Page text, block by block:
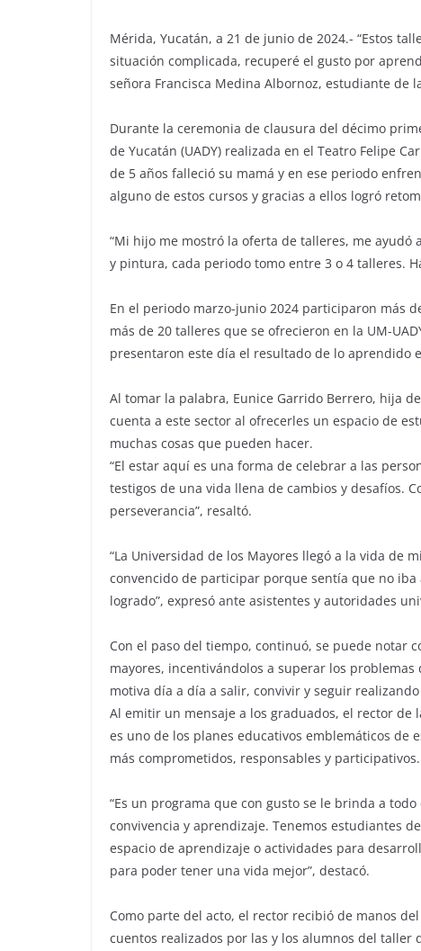
Mérida, Yucatán, a 21 de junio de 2024.- “Estos
situación complicada, recuperé el gusto por
señora Francisca Medina Albornoz, estudiante de
Durante la ceremonia de clausura del décimo
de Yucatán (UADY) realizada en el Teatro Felipe
de 5 años falleció su mamá y en ese periodo
alguno de estos cursos y gracias a ellos logró
“Mi hijo me mostró la oferta de talleres, me
y pintura, cada periodo tomo entre 3 o 4 talleres.
En el periodo marzo-junio 2024 participaron más
más de 20 talleres que se ofrecieron en la UM-
presentaron este día el resultado de lo aprendido
Al tomar la palabra, Eunice Garrido Berrero, hija
cuenta a este sector al ofrecerles un espacio de
muchas cosas que pueden hacer.
“El estar aquí es una forma de celebrar a las
testigos de una vida llena de cambios y desafíos.
perseverancia”, resaltó.
“La Universidad de los Mayores llegó a la vida de
convencido de participar porque sentía que no
logrado”, expresó ante asistentes y autoridades
Con el paso del tiempo, continuó, se puede notar
mayores, incentivándolos a superar los
motiva día a día a salir, convivir y seguir
Al emitir un mensaje a los graduados, el rector de
es uno de los planes educativos emblemáticos de
más comprometidos, responsables y participativos.
“Es un programa que con gusto se le brinda a
convivencia y aprendizaje. Tenemos estudiantes
espacio de aprendizaje o actividades para
para poder tener una vida mejor”, destacó.
Como parte del acto, el rector recibió de manos
cuentos realizados por las y los alumnos del taller